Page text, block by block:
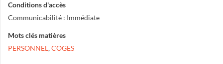
Conditions d'accès
Communicabilité : Immédiate
Mots clés matières
PERSONNEL,COGES